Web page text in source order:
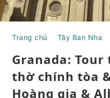
Trang chủ Tây Ban Nha
Granada:
thờ chính tòa
Hoàng gia &